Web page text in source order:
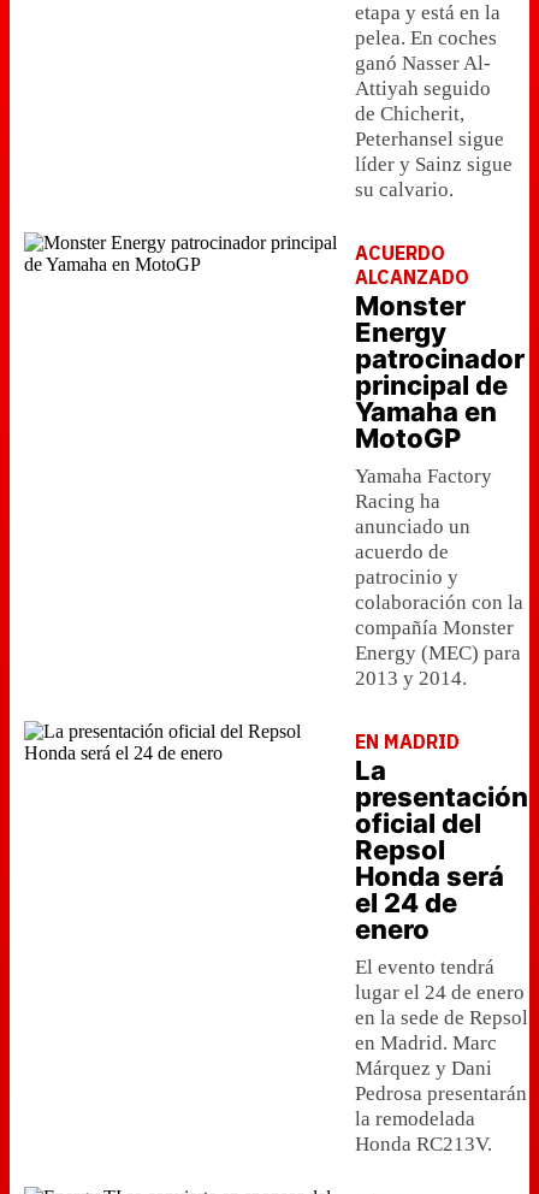
etapa y está en la
pelea. En coches
ganó Nasser Al-
Attiyah seguido
de Chicherit,
Peterhansel sigue
líder y Sainz sigue
su calvario.
ACUERDO
ALCANZADO
Monster
Energy
patrocinador
principal de
Yamaha en
MotoGP
Yamaha Factory
Racing ha
anunciado un
acuerdo de
patrocinio y
colaboración con la
compañía Monster
Energy (MEC) para
2013 y 2014.
EN MADRID
La
presentación
oficial del
Repsol
Honda será
el 24 de
enero
El evento tendrá
lugar el 24 de enero
en la sede de Repsol
en Madrid. Marc
Márquez y Dani
Pedrosa presentarán
la remodelada
Honda RC213V.